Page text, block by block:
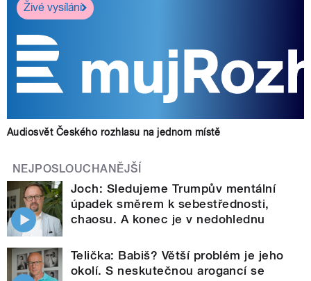
Živé vysílání
Audiosvět Českého rozhlasu na jednom místě
NEJPOSLOUCHANĚJŠÍ
Joch: Sledujeme Trumpův mentální
úpadek směrem k sebestřednosti,
chaosu. A konec je v nedohlednu
Telička: Babiš? Větší problém je jeho
okolí. S neskutečnou arogancí se